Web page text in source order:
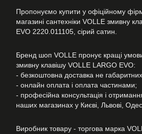
Пропонуємо купити у офіційному
магазині сантехніки VOLLE змивну
EVO 2220.011105, сірий сатин.
Бренд шоп VOLLE пронує кращі
змивну клавішу VOLLE LARGO EVO:
- безкоштовна доставка не габаритних
- онлайн оплата і оплата частинами;
- професійна консультація і
наших магазинах у Києві, Львові,
Виробник товару - торгова марка